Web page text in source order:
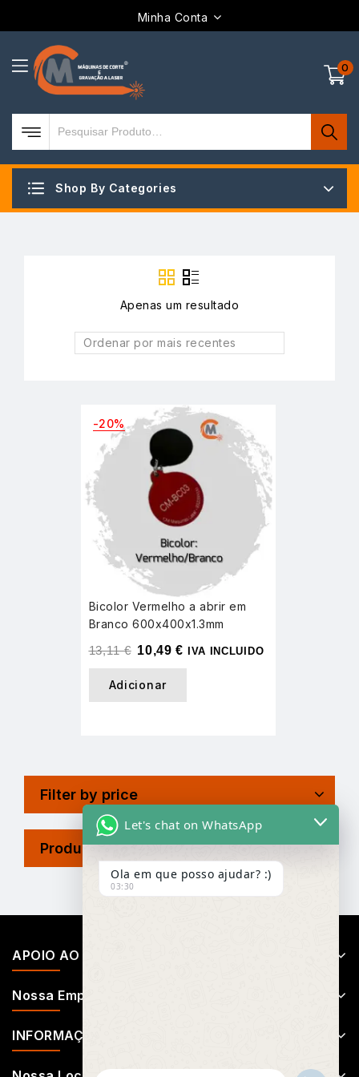
Minha Conta
Shop By Categories
0
Apenas um resultado
Ordenar por mais recentes
-20%
Bicolor Vermelho a abrir em
Branco 600x400x1.3mm
13,11€ 10,49€ IVA INCLUIDO
Adicionar
Filter by price
Product Tags
APOIO AO CLIENTE
Nossa Empresa
INFORMAÇÕES
Let's chat on WhatsApp
Ola em que posso ajudar? :)
03:30